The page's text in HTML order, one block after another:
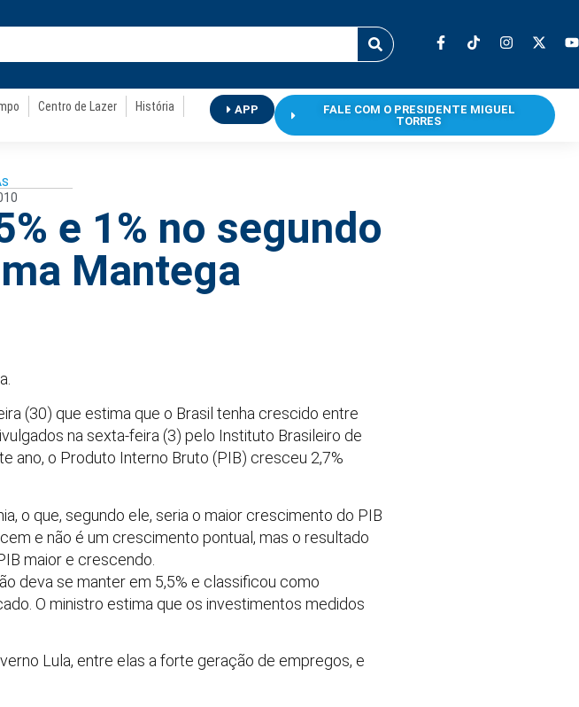
Centro de Lazer
História
APP
FALE COM O PRESIDENTE MIGUEL
TORRES
e 1% no segundo
Mantega
(30) que estima que o Brasil tenha crescido entre
na sexta-feira (3) pelo Instituto Brasileiro de
ano, o Produto Interno Bruto (PIB) cresceu 2,7%
o que, segundo ele, seria o maior crescimento do PIB
e não é um crescimento pontual, mas o resultado
maior e crescendo.
deva se manter em 5,5% e classificou como
O ministro estima que os investimentos medidos
Lula, entre elas a forte geração de empregos, e